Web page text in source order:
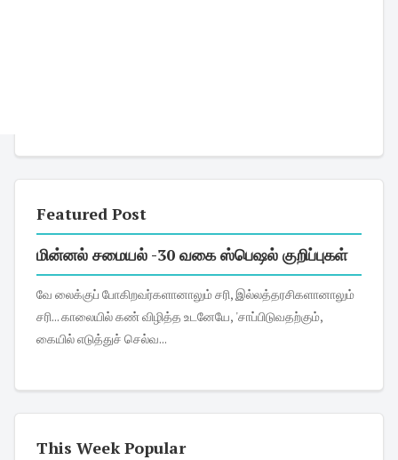
Featured Post
மின்னல் சமையல் -30 வகை ஸ்பெஷல் குறிப்புகள்
வே லைக்குப் போகிறவர்களானாலும் சரி, இல்லத்தரசிகளானாலும்
சரி... காலையில் கண் விழித்த உடனேயே, 'சாப்பிடுவதற்கும்,
கையில் எடுத்துச் செல்வ...
This Week Popular